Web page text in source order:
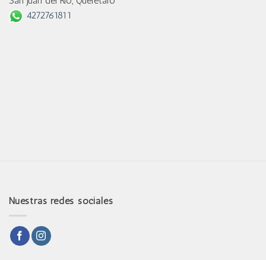
4272761811
Nuestras redes sociales